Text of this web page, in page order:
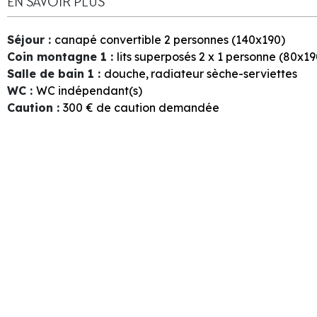
Séjour : canapé convertible 2 personnes (140x190)
Coin montagne 1 : lits superposés 2 x 1 personne
Salle de bain 1 : douche radiateur sèche-serviettes
WC : WC indépendant(s)
Caution : 300 € de caution demandée